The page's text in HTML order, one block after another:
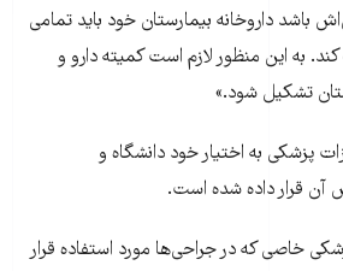
باشد داروخانه بیمارستان خود باید تمامی
کند. به این منظور لازم است کمیته دارو و
تشکیل شود.»
پزشکی به اختیار خود دانشگاه و
قرار داده شده است.
خاصی که در جراحی‌ها مورد استفاده قرار